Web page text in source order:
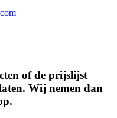
of de prijslijst
Wij nemen dan